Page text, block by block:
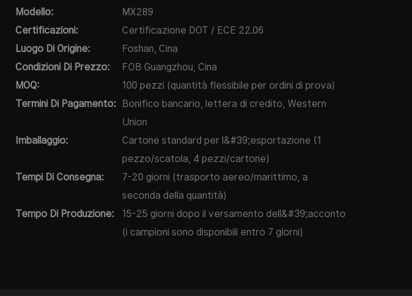
Modello:
MX289
Certificazioni:
Certificazione DOT / ECE 22.06
Luogo Di Origine:
Foshan, Cina
Condizioni Di Prezzo:
FOB Guangzhou, Cina
MOQ:
100 pezzi (quantità flessibile per ordini di prova)
Termini Di Pagamento: Bonifico bancario, lettera di credito, Western
Union
Imballaggio:
Cartone standard per l&#39;esportazione (1
pezzo/scatola, 4 pezzi/cartone)
Tempi Di Consegna:
7-20 giorni (trasporto aereo/marittimo, a
seconda della quantità)
Tempo Di Produzione:
15-25 giorni dopo il versamento dell&#39;acconto
(i campioni sono disponibili entro 7 giorni)